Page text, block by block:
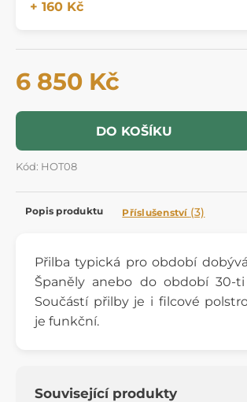
+ 160 Kč
6 850 Kč
DO KOŠÍKU
Kód: HOT08
Popis produktu Příslušenství (3)
Přilba typická pro období
Španěly anebo do období 30-
Součástí přilby je i filcové
je funkční.
Související produkty